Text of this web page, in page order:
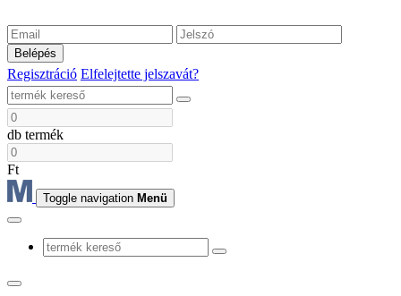
Belépés
Regisztráció Elfelejtette jelszavát?
db termék
Ft
Toggle navigation Menü